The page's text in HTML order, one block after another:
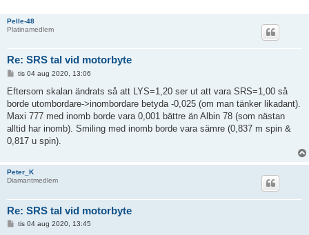
Pelle-48
Platinamedlem
Re: SRS tal vid motorbyte
l
g
g
tis 04 aug 2020, 13:06
Eftersom skalan ändrats så att LYS=1,20 ser ut att vara SRS=1,00 så
borde utombordare->inombordare betyda -0,025 (om man tänker likadant).
Maxi 777 med inomb borde vara 0,001 bättre än Albin 78 (som nästan
alltid har inomb). Smiling med inomb borde vara sämre (0,837 m spin &
0,817 u spin).
Peter_K
Diamantmedlem
Re: SRS tal vid motorbyte
tis 04 aug 2020, 13:45